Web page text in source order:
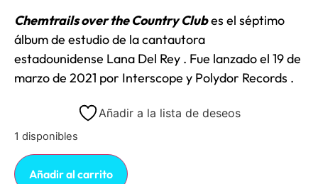
Chemtrails over the Country Clubes el séptimo
álbum de estudio de la cantautora
estadounidense Lana Del Rey . Fue lanzado el 19 de
marzo de 2021 por Interscope y Polydor Records .
Añadir a la lista de deseos
1 disponibles
Añadir al carrito